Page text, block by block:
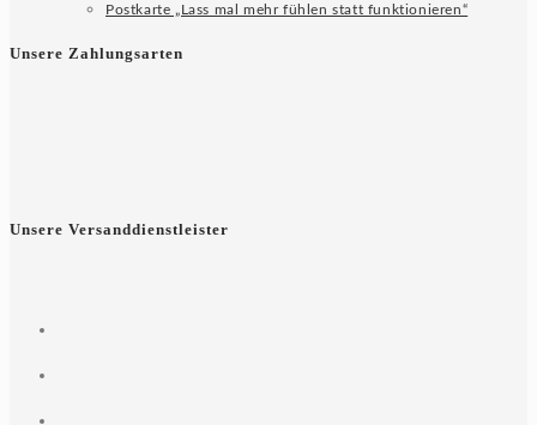
Postkarte „Lass mal mehr fühlen statt funktionieren“
Unsere Zahlungsarten
Unsere Versanddienstleister